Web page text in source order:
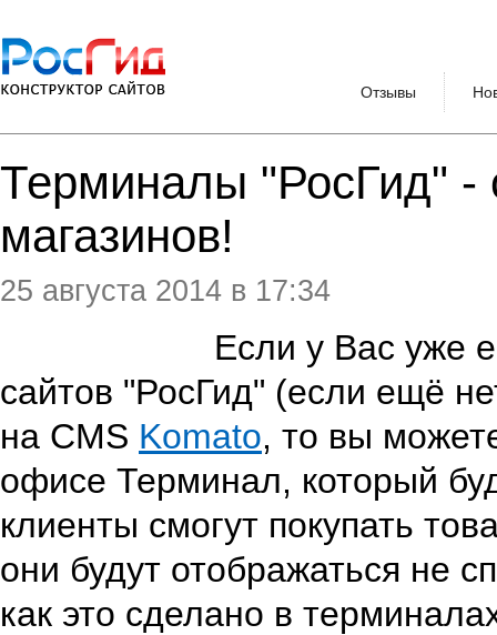
Отзывы
Терминалы "РосГид" -
магазинов!
25 августа 2014 в 17:34
Если у Вас уже
сайтов "РосГид" (если ещё
на CMS Komato, то вы
офисе Терминал, который
клиенты смогут покупать
они будут отображаться не
как это сделано в